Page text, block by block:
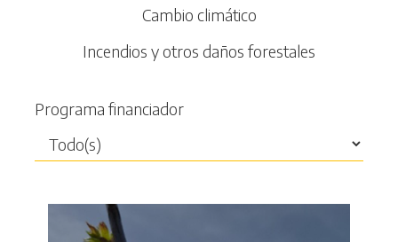
Cambio climático
Incendios y otros daños forestales
Programa financiador